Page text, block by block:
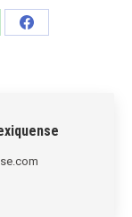
Share